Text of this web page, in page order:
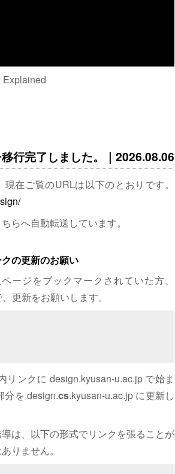
Explained
行完了しました。｜2026.08.06
在ご覧のURLは以下のとおりです。
らへ自動転送しています。
の更新のお願い
ージをブックマークされていた方、
更新をお願いします。
ンクに design.kyusan-u.ac.jp で始ま
分を design.cs.kyusan-u.ac.jp に更新し
は、以下の形式でリンクを張ることが
りません。